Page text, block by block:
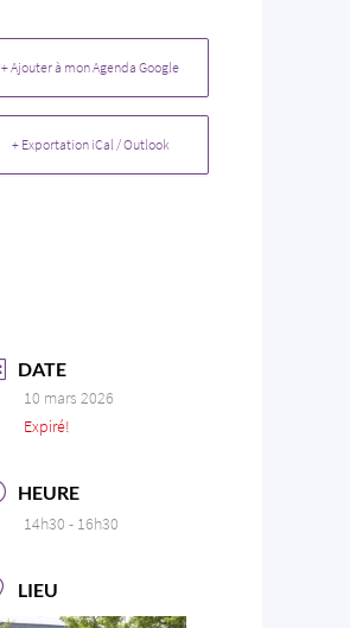
+ Ajouter à mon Agenda Google
+ Exportation iCal / Outlook
DATE
10 mars 2026
Expiré!
HEURE
14h30 - 16h30
LIEU